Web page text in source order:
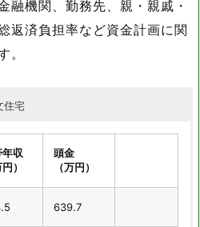
融機関、勤務先、親・親戚・
返済負担率など資金計画に関
。
住宅
収
円）
頭金
（万円）
639.7